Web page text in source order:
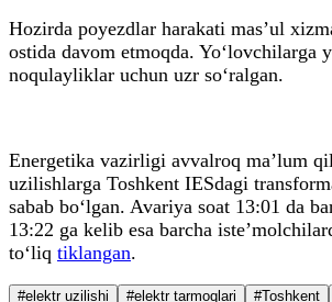
Hozirda poyezdlar harakati mas’ul
ostida davom etmoqda. Yo‘lovchilarga
noqulayliklar uchun uzr so‘ralgan.
Energetika vazirligi avvalroq ma’lum
uzilishlarga Toshkent IESdagi
sabab bo‘lgan. Avariya soat 13:01 da
13:22 ga kelib esa barcha
to‘liq tiklangan.
#elektr uzilishi #elektr tarmoqlari #Toshkent